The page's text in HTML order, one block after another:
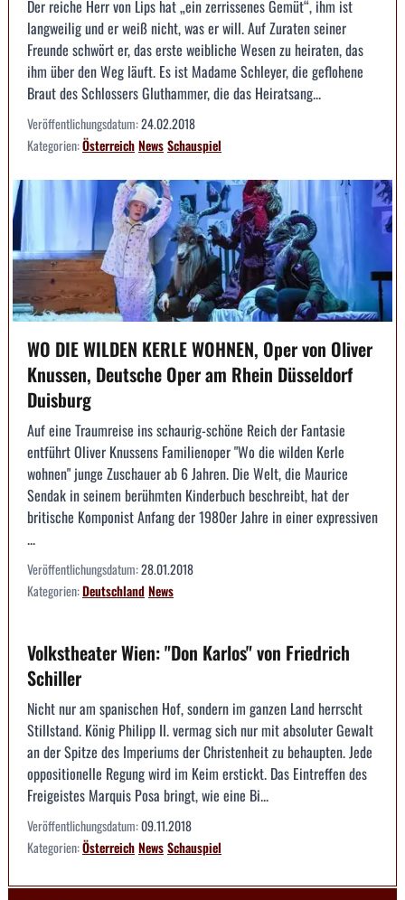
Der reiche Herr von Lips hat „ein zerrissenes Gemüt“, ihm ist
langweilig und er weiß nicht, was er will. Auf Zuraten seiner
Freunde schwört er, das erste weibliche Wesen zu heiraten, das
ihm über den Weg läuft. Es ist Madame Schleyer, die geflohene
Braut des Schlossers Gluthammer, die das Heiratsang...
Veröffentlichungsdatum:24.02.2018
Kategorien:ÖsterreichNewsSchauspiel
WO DIE WILDEN KERLE WOHNEN, Oper von Oliver
Knussen, Deutsche Oper am Rhein Düsseldorf
Duisburg
Auf eine Traumreise ins schaurig-schöne Reich der Fantasie
entführt Oliver Knussens Familienoper "Wo die wilden Kerle
wohnen" junge Zuschauer ab 6 Jahren. Die Welt, die Maurice
Sendak in seinem berühmten Kinderbuch beschreibt, hat der
britische Komponist Anfang der 1980er Jahre in einer expressiven
...
Veröffentlichungsdatum:28.01.2018
Kategorien:DeutschlandNews
Volkstheater Wien: "Don Karlos" von Friedrich
Schiller
Nicht nur am spanischen Hof, sondern im ganzen Land herrscht
Stillstand. König Philipp II. vermag sich nur mit absoluter Gewalt
an der Spitze des Imperiums der Christenheit zu behaupten. Jede
oppositionelle Regung wird im Keim erstickt. Das Eintreffen des
Freigeistes Marquis Posa bringt, wie eine Bi...
Veröffentlichungsdatum:09.11.2018
Kategorien:ÖsterreichNewsSchauspiel